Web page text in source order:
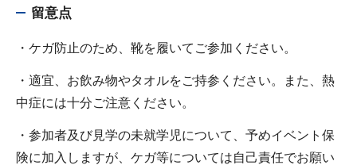
留意点
・ケガ防止のため、靴を履いてご参加ください。
・適宜、お飲み物やタオルをご持参ください。また、熱
中症には十分ご注意ください。
・参加者及び見学の未就学児について、予めイベント保
険に加入しますが、ケガ等については自己責任でお願い